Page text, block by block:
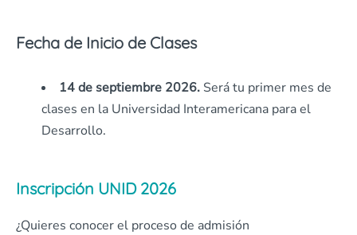
Fecha de Inicio de Clases
14 de septiembre 2026. Será tu primer mes de
clases en la Universidad Interamericana para el
Desarrollo.
Inscripción UNID 2026
¿Quieres conocer el proceso de admisión